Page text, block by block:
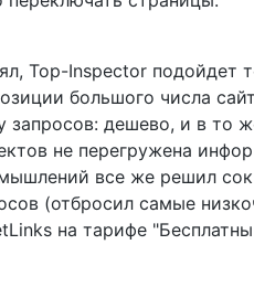
Top-Inspector подойдет
большого числа
запросов: дешево, и в то
не перегружена
все же решил
(отбросил самые
на тарифе